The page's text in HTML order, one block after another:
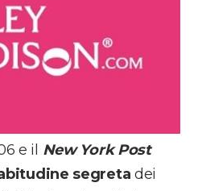
e il New York Post
segreta dei